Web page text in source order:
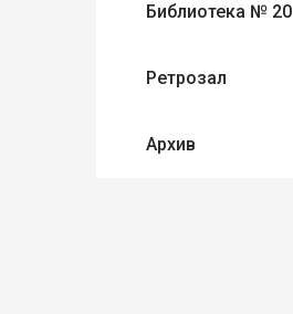
Библиотека № 20
Ретрозал
Архив